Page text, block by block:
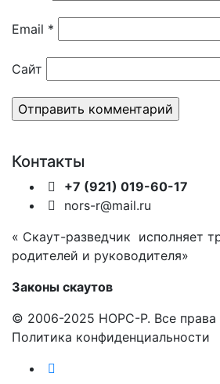
Email *
Сайт
Контакты
+7 (921) 019-60-17
nors-r@mail.ru
« Скаут-разведчик исполняет
родителей и руководителя»
Законы скаутов
© 2006-2025 НОРС-Р. Все
Политика конфиденциальности